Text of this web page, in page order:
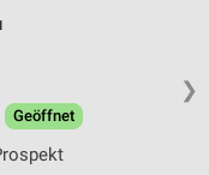
❯
Geöffnet